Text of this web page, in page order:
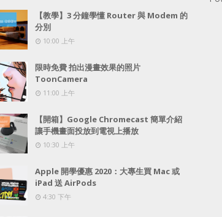
【教學】3 分鐘學懂 Router 與 Modem 的
分別
10:00 上午
限時免費 拍出漫畫效果的照片
ToonCamera
11:00 上午
【開箱】Google Chromecast 簡單介紹
讓手機畫面投放到電視上播放
10:30 上午
Apple 開學優惠 2020：大專生買 Mac 或
iPad 送 AirPods
4:30 下午